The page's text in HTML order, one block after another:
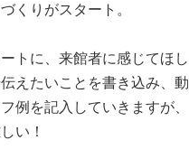
くりがスタート。
トに、来館者に感じてほし
えたいことを書き込み、動
例を記入していきますが、
い！